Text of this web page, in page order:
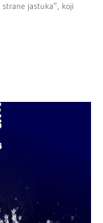
jastuka”, koji